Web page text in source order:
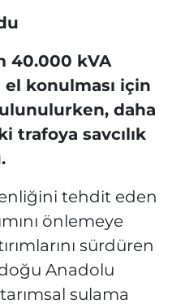
40.000 kVA
konulması için
daha
trafoya savcılık
tehdit eden
önlemeye
sürdüren
Anadolu
sulama